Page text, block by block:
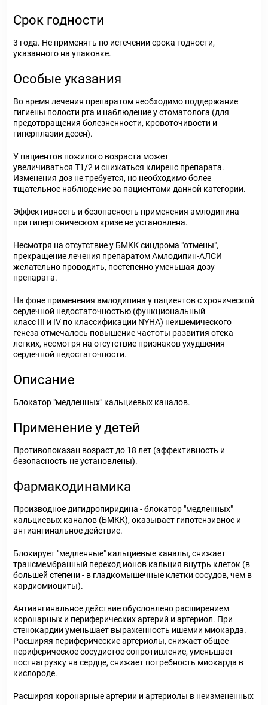
Срок годности
3 года. Не применять по истечении срока годности,
указанного на упаковке.
Особые указания
Во время лечения препаратом необходимо поддержание
гигиены полости рта и наблюдение у стоматолога (для
предотвращения болезненности, кровоточивости и
гиперплазии десен).
У пациентов пожилого возраста может
увеличиваться Т1/2 и снижаться клиренс препарата.
Изменения доз не требуется, но необходимо более
тщательное наблюдение за пациентами данной категории.
Эффективность и безопасность применения амлодипина
при гипертоническом кризе не установлена.
Несмотря на отсутствие у БМКК синдрома "отмены",
прекращение лечения препаратом Амлодипин-АЛСИ
желательно проводить, постепенно уменьшая дозу
препарата.
На фоне применения амлодипина у пациентов с хронической
сердечной недостаточностью (функциональный
класс III и IV по классификации NYHA) неишемического
генеза отмечалось повышение частоты развития отека
легких, несмотря на отсутствие признаков ухудшения
сердечной недостаточности.
Описание
Блокатор "медленных" кальциевых каналов.
Применение у детей
Противопоказан возраст до 18 лет (эффективность и
безопасность не установлены).
Фармакодинамика
Производное дигидропиридина - блокатор "медленных"
кальциевых каналов (БМКК), оказывает гипотензивное и
антиангинальное действие.
Блокирует "медленные" кальциевые каналы, снижает
трансмембранный переход ионов кальция внутрь клеток (в
большей степени - в гладкомышечные клетки сосудов, чем в
кардиомиоциты).
Антиангинальное действие обусловлено расширением
коронарных и периферических артерий и артериол. При
стенокардии уменьшает выраженность ишемии миокарда.
Расширяя периферические артериолы, снижает общее
периферическое сосудистое сопротивление, уменьшает
постнагрузку на сердце, снижает потребность миокарда в
кислороде.
Расширяя коронарные артерии и артериолы в неизмененных